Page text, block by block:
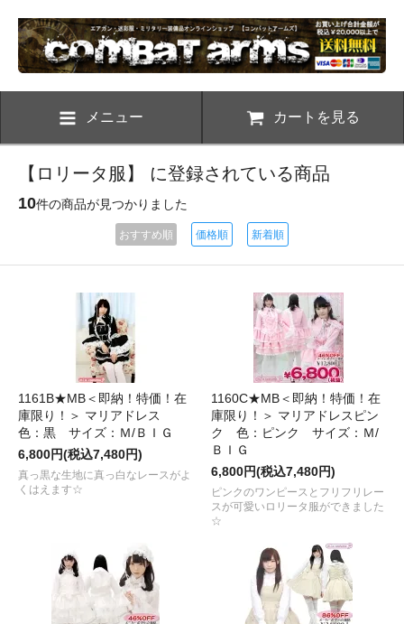
メニュー カートを見る
【ロリータ服】 に登録されている商品
10件の商品が見つかりました
おすすめ順 価格順 新着順
1161B★MB＜即納！特価！在
庫限り！＞ マリアドレス
色：黒 サイズ：Ｍ/ＢＩＧ
6,800円(税込7,480円)
真っ黒な生地に真っ白なレースがよ
くはえます☆
1160C★MB＜即納！特価！在
庫限り！＞ マリアドレスピン
ク 色：ピンク サイズ：Ｍ/
ＢＩＧ
6,800円(税込7,480円)
ピンクのワンピースとフリフリレー
スが可愛いロリータ服ができました
☆